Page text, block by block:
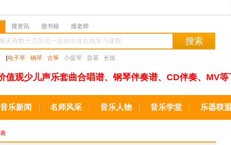
搜资讯 搜书籍 搜老师
搜索
电子琴 钢琴 古筝 小提琴 音基 长笛
值观少儿声乐套曲合唱谱、钢琴伴奏谱、CD伴奏、MV等
音乐新闻 名师风采 音乐人物 音乐学堂 乐器联盟